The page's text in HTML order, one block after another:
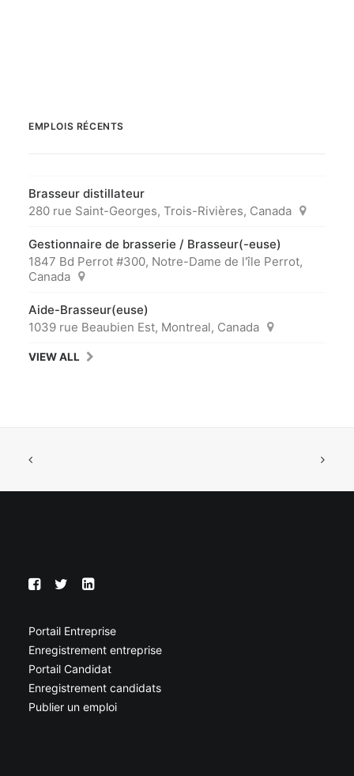
EMPLOIS RÉCENTS
Brasseur distillateur
280 rue Saint-Georges, Trois-Rivières, Canada
Gestionnaire de brasserie / Brasseur(-euse)
1847 Bd Perrot #300, Notre-Dame de l'île Perrot,
Canada
Aide-Brasseur(euse)
1039 rue Beaubien Est, Montreal, Canada
VIEW ALL
Portail Entreprise
Enregistrement entreprise
Portail Candidat
Enregistrement candidats
Publier un emploi